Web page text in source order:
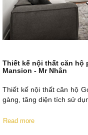
Thiết kế nội thất căn hộ
Mansion - Mr Nhân
Thiết kế nội thất căn hộ
gàng, tăng diện tích sử
Read more